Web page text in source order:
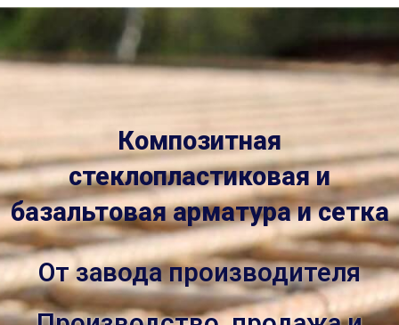
Композитная
стеклопластиковая и
базальтовая арматура и сетка
От завода производителя